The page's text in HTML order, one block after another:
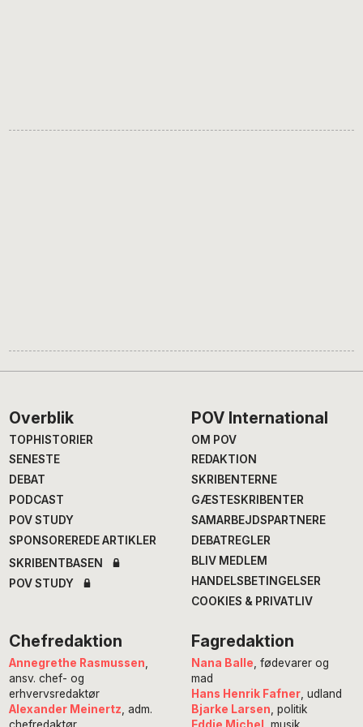
Footer
Overblik
TOPHISTORIER
SENESTE
DEBAT
PODCAST
POV STUDY
SPONSOREREDE ARTIKLER
SKRIBENTBASEN
POV STUDY
POV International
OM POV
REDAKTION
SKRIBENTERNE
GÆSTESKRIBENTER
SAMARBEJDSPARTNERE
DEBATREGLER
BLIV MEDLEM
HANDELSBETINGELSER
COOKIES & PRIVATLIV
Chefredaktion
Annegrethe Rasmussen
ansv. chef- og
erhvervsredaktør
Alexander Meinertz , adm.
chefredaktør
Fagredaktion
Nana Balle , fødevarer og
mad
Hans Henrik Fafner, udland
Bjarke Larsen , politik
Eddie Michel
, musik